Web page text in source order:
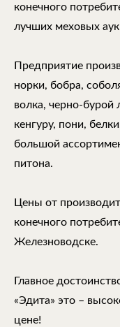
конечного
лучших меховых
Предприятие
норки, бобра,
волка, черно-
кенгуру, пони,
большой
питона.
Цены от
конечного
Железноводске.
Главное
«Эдита» это –
цене!